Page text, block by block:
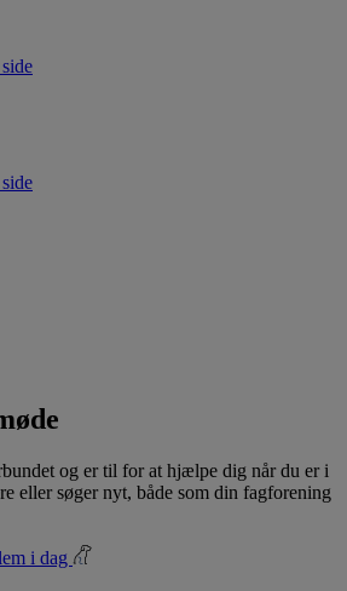
og er til for at hjælpe dig når du er i
eller søger nyt, både som din fagforening
i dag